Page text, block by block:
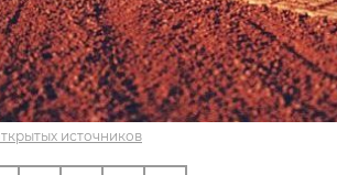
источников